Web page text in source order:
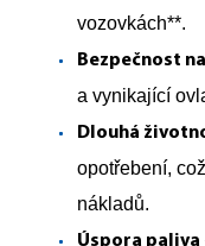
vozovkách**.
Bezpečnost
a vynikající
Dlouhá
opotřebení,
nákladů.
Úspora paliva